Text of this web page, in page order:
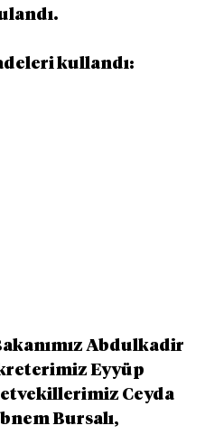
kullandı:
Abdulkadir
Eyyüp
Ceyda
Bursalı,